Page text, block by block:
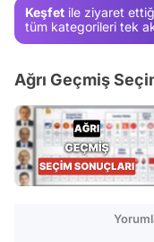
Keşfet ile ziyaret
tüm kategorileri tek
Ağrı Geçmiş